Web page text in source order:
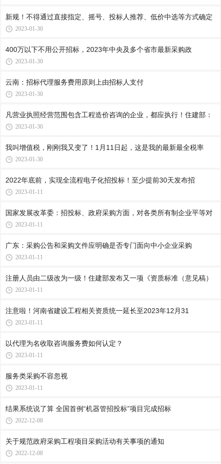
新规！不得通过直接指定、摇号、投标人推荐、低价中选等方式确定
2023-01-30
400万以下不用公开招标，2023年中央及多个省市最新采购政
2023-01-30
云南：招标代理服务费用原则上由招标人支付
2023-01-30
凡营业执照经营范围包含工程造价咨询的企业，都应执行！住建部：
2023-01-30
我叫增值税，刚刚我又变了！1月11日起，这是我的最新最全税率
2023-01-30
2022年底前，实现全流程电子化招投标！至少提前30天发布招
2023-01-11
国家发展改革委：招投标、政府采购方面，对各类所有制企业平等对
2023-01-11
广东：采购公告和采购文件应明确是否专门面向中小企业采购
2023-01-11
注册人员由二级改为一级！住建部发布又一项《资质标准（意见稿）
2023-01-11
注意啦！河南省建设工程相关资质统一延长至2023年12月31
2023-01-11
以代理为名收取咨询服务费如何认定？
2023-01-11
服务类采购不容忽视
2023-01-11
结果系统说了算 全国首例“机器管招投标”项目完成招标
2022-12-08
关于规范政府采购工程项目采购活动有关事项的通知
2022-12-08